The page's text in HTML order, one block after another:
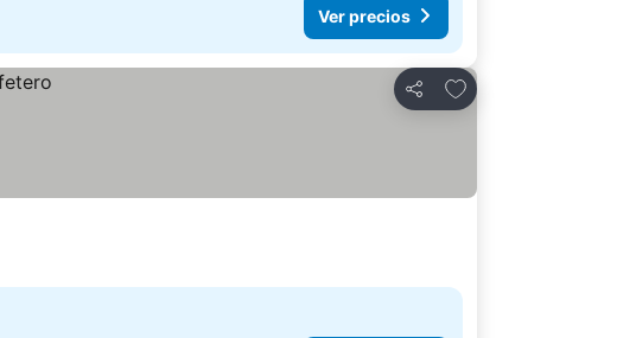
Ver precios
Compartir
Agregar a favoritos